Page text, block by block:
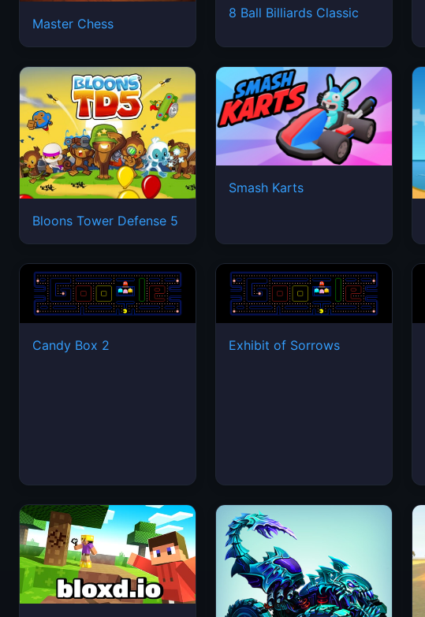
Master Chess
8 Ball Billiards Classic
Bloons Tower Defense 5
Smash Karts
Candy Box 2 Exhibit of Sorrows